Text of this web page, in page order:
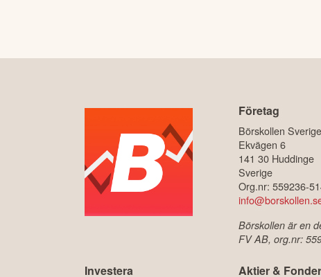
Företag
Börskollen
Ekvägen 6
141 30 Huddinge
Sverige
Org.nr: 559236-
Börskollen är en
FV AB, org.nr:
Investera Aktier & Fonder